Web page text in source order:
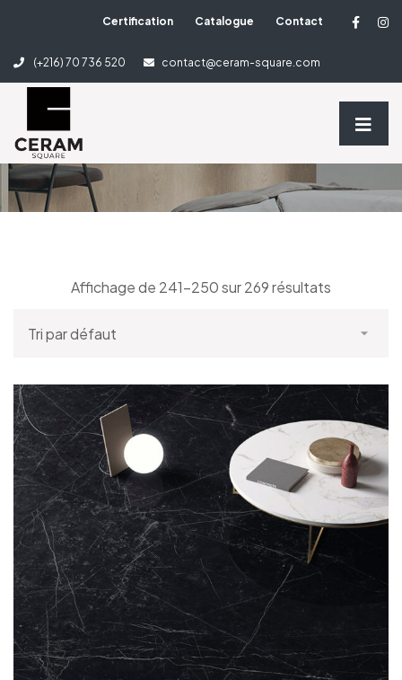
Certification Catalogue Contact
(+216) 70 736 520 contact@ceram-square.com
3 Column Shop
Affichage de 241–250 sur 269 résultats